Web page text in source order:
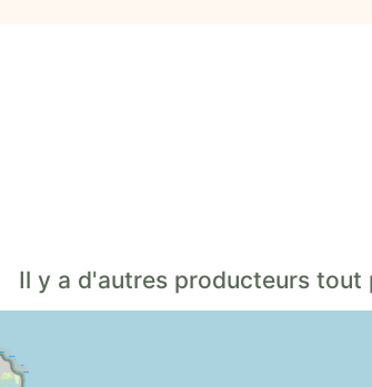
Il y a d'autres producteurs tout